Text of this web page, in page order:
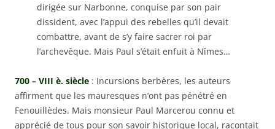
dirigée sur Narbonne, conquise par son pair
dissident, avec l’appui des rebelles qu’il devait
combattre, avant de s’y faire sacrer roi par
l’archevêque. Mais Paul s’était enfuit à Nîmes…
700 – VIII è. siècle : Incursions berbères, les auteurs
affirment que les mauresques n’ont pas pénétré en
Fenouillèdes. Mais monsieur Paul Marcerou connu et
apprécié de tous pour son savoir historique local, racontait